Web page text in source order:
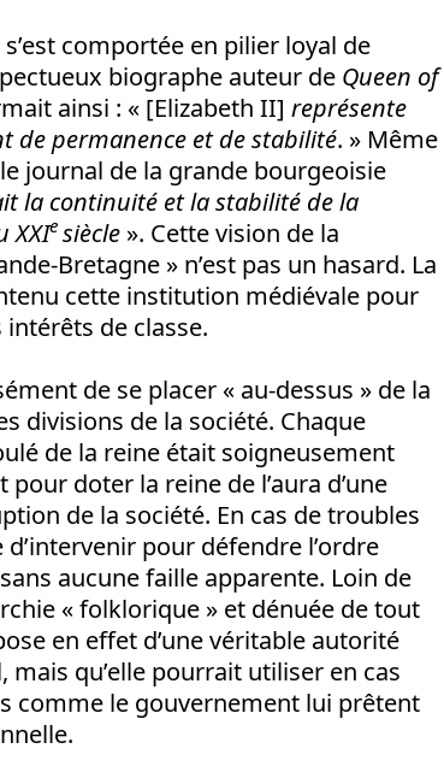
comportée en pilier loyal de
biographe auteur de Queen of
ainsi : « [Elizabeth II] représente
de permanence et de stabilité. » Même
journal de la grande bourgeoisie
la continuité et la stabilité de la
XXIe siècle ». Cette vision de la
Bretagne » n’est pas un hasard. La
cette institution médiévale pour
de classe.
de se placer « au-dessus » de la
divisions de la société. Chaque
de la reine était soigneusement
doter la reine de l’aura d’une
de la société. En cas de troubles
pour défendre l’ordre
aucune faille apparente. Loin de
« folklorique » et dénuée de tout
en effet d’une véritable autorité
qu’elle pourrait utiliser en cas
comme le gouvernement lui prêtent